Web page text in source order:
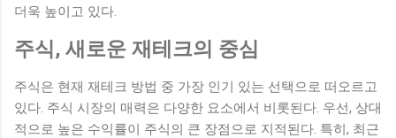
더욱 높이고 있다.
주식, 새로운 재테크의 중심
주식은 현재 재테크 방법 중 가장 인기 있는 선택으로 떠오르고
있다. 주식 시장의 매력은 다양한 요소에서 비롯된다. 우선, 상대
적으로 높은 수익률이 주식의 큰 장점으로 지적된다. 특히, 최근